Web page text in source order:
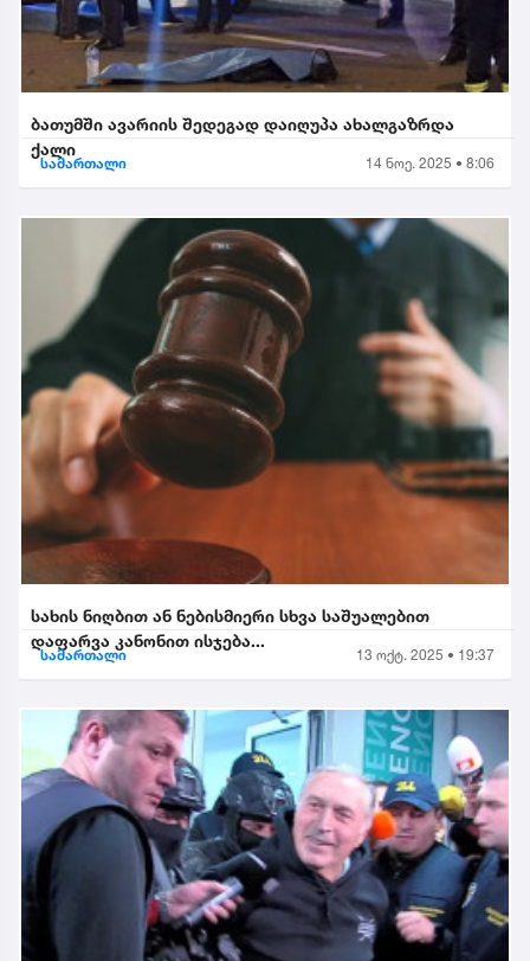
ბათუმში ავარიის შედეგად დაიღუპა ახალგაზრდა
ქალი
სამართალი 14 ნოე. 2025 • 8:06
სახის ნიღბით ან ნებისმიერი სხვა საშუალებით
დაფარვა კანონით ისჯება...
სამართალი 13 ოქტ. 2025 • 19:37